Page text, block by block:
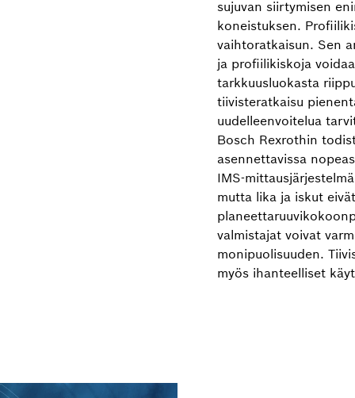
sujuvan siirtymisen
koneistuksen.
vaihtoratkaisun. Sen
ja profiilikiskoja
tarkkuusluokasta
tiivisteratkaisu
uudelleenvoitelua
Bosch Rexrothin
asennettavissa
IMS-
mutta lika ja iskut
valmistajat voivat
monipuolisuuden.
myös ihanteelliset